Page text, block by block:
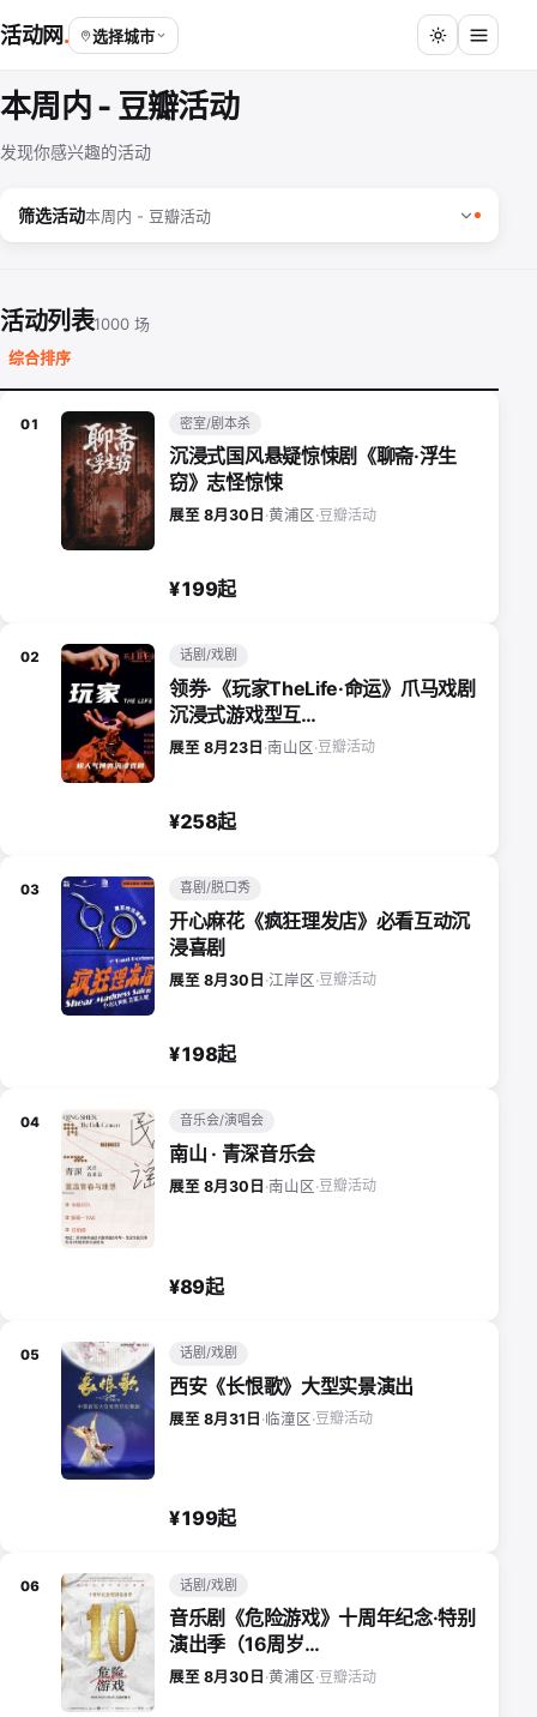
活动网 选择城市
本周内 - 豆瓣活动
发现你感兴趣的活动
筛选活动本周内 - 豆瓣活动
活动列表1000 场
综合排序
01 密室/剧本杀
沉浸式国风悬疑惊悚剧《聊斋·浮生
窃》志怪惊悚
展至 8月30日 ·黄浦区·豆瓣活动
¥199起
02 话剧/戏剧
领券·《玩家TheLife·命运》爪马戏剧
沉浸式游戏型互…
展至 8月23日 ·南山区·豆瓣活动
¥258起
03 喜剧/脱口秀
开心麻花《疯狂理发店》必看互动沉
浸喜剧
展至 8月30日 ·江岸区·豆瓣活动
¥198起
04 音乐会/演唱会
南山 · 青深音乐会
展至 8月30日 ·南山区·豆瓣活动
¥89起
05 话剧/戏剧
西安《长恨歌》大型实景演出
展至 8月31日 ·临潼区·豆瓣活动
¥199起
06 话剧/戏剧
音乐剧《危险游戏》十周年纪念·特别
演出季（16周岁…
展至 8月30日 ·黄浦区·豆瓣活动